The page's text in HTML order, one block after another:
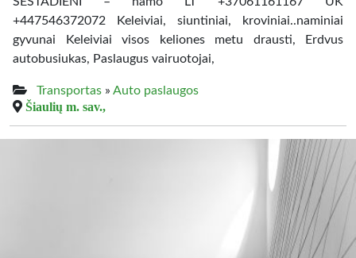
+447546372072 Keleiviai, siuntiniai, kroviniai..naminiai
gyvunai Keleiviai visos keliones metu drausti, Erdvus
autobusiukas, Paslaugus vairuotojai,
Transportas » Auto paslaugos
Šiaulių m. sav.,